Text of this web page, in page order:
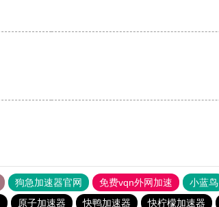
狗急加速器官网 免费vqn外网加速 小蓝鸟
原子加速器 快鸭加速器 快柠檬加速器